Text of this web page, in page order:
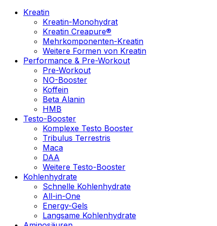
Kreatin
Kreatin-Monohydrat
Kreatin Creapure®
Mehrkomponenten-Kreatin
Weitere Formen von Kreatin
Performance & Pre-Workout
Pre-Workout
NO-Booster
Koffein
Beta Alanin
HMB
Testo-Booster
Komplexe Testo Booster
Tribulus Terrestris
Maca
DAA
Weitere Testo-Booster
Kohlenhydrate
Schnelle Kohlenhydrate
All-in-One
Energy-Gels
Langsame Kohlenhydrate